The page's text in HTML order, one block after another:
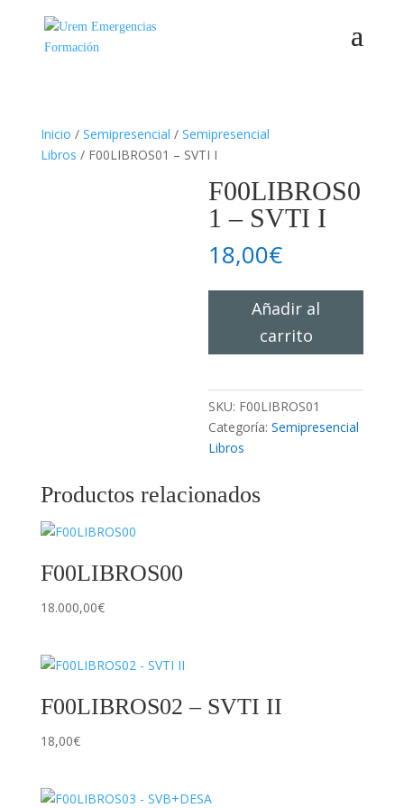
Inicio / Semipresencial / Semipresencial
Libros / F00LIBROS01 – SVTI I
F00LIBROS0
1 – SVTI I
18,00€
F00LIBROS01
Añadir al
carrito
SKU: F00LIBROS01
Categoría:Semipresencial
Libros
Productos relacionados
F00LIBROS00
18.000,00€
F00LIBROS02 – SVTI II
18,00€